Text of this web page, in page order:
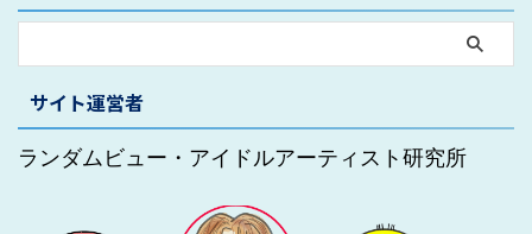
サイト運営者
ランダムビュー・アイドルアーティスト研究所